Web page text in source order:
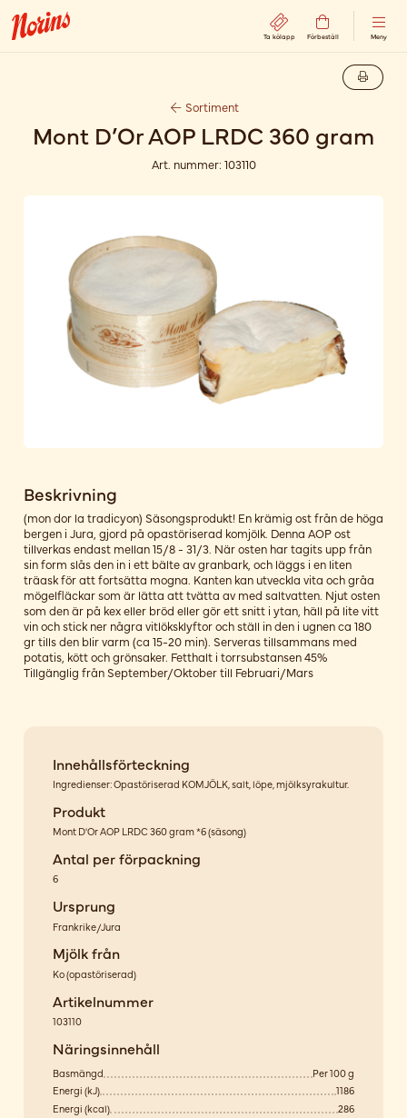
Ta kölapp Förbeställ Meny
Sortiment
Mont D’Or AOP LRDC 360 gram
Art. nummer: 103110
Beskrivning
(mon dor la tradicyon) Säsongsprodukt! En krämig ost från de höga
bergen i Jura, gjord på opastöriserad komjölk. Denna AOP ost
tillverkas endast mellan 15/8 - 31/3. När osten har tagits upp från
sin form slås den in i ett bälte av granbark, och läggs i en liten
träask för att fortsätta mogna. Kanten kan utveckla vita och gråa
mögelfläckar som är lätta att tvätta av med saltvatten. Njut osten
som den är på kex eller bröd eller gör ett snitt i ytan, häll på lite vitt
vin och stick ner några vitlöksklyftor och ställ in den i ugnen ca 180
gr tills den blir varm (ca 15-20 min). Serveras tillsammans med
potatis, kött och grönsaker. Fetthalt i torrsubstansen 45%
Tillgänglig från September/Oktober till Februari/Mars
Innehållsförteckning
Ingredienser: Opastöriserad KOMJÖLK, salt, löpe, mjölksyrakultur.
Produkt
Mont D'Or AOP LRDC 360 gram *6 (säsong)
Antal per förpackning
6
Ursprung
Frankrike/Jura
Mjölk från
Ko(opastöriserad)
Artikelnummer
103110
Näringsinnehåll
Basmängd
Per 100 g
Energi (kJ)
1186
Energi (kcal)
286